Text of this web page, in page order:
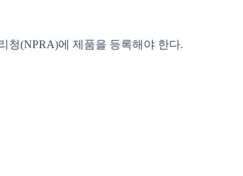
청(NPRA)에 제품을 등록해야 한다.